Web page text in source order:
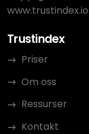
www.trustindex.io
Trustindex
Priser
Om oss
Ressurser
Kontakt